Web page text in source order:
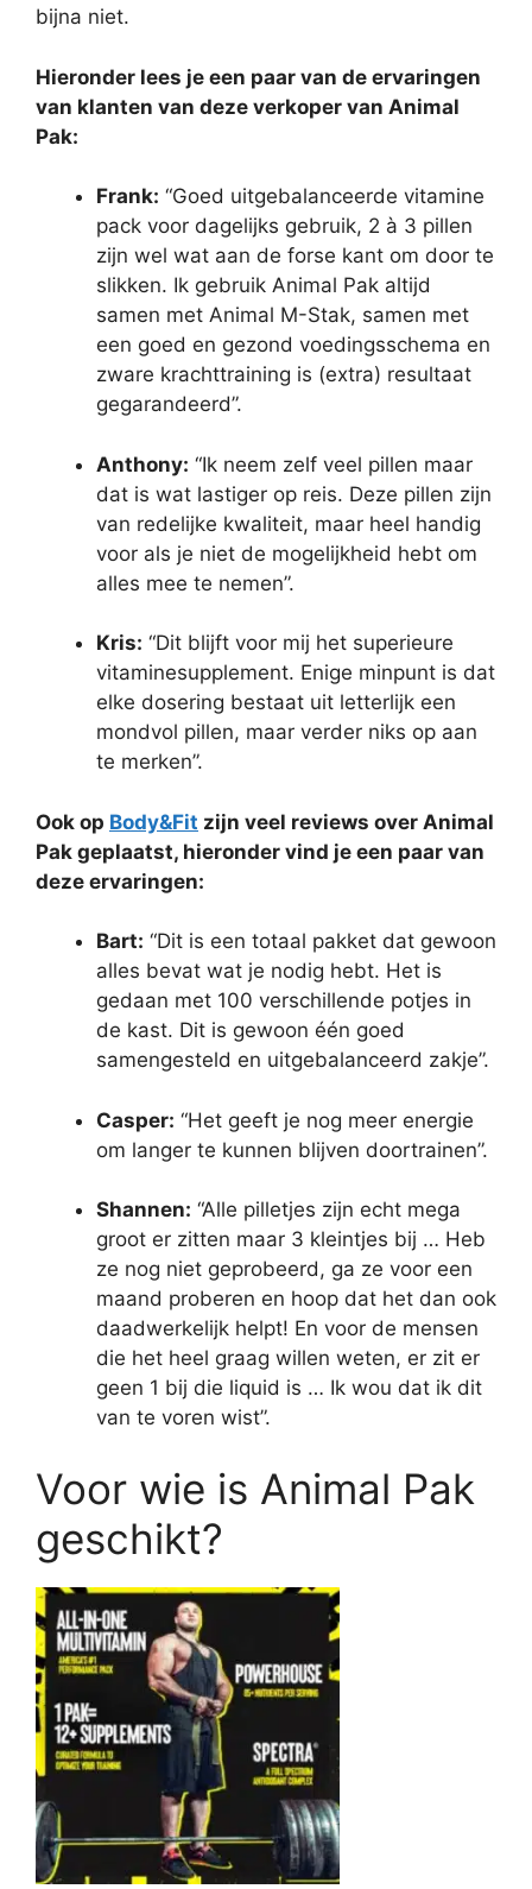
bijna niet.
Hieronder lees je een paar van de ervaringen
van klanten van deze verkoper van Animal
Pak:
Frank: “Goed uitgebalanceerde vitamine
pack voor dagelijks gebruik, 2 à 3 pillen
zijn wel wat aan de forse kant om door te
slikken. Ik gebruik Animal Pak altijd
samen met Animal M-Stak, samen met
een goed en gezond voedingsschema en
zware krachttraining is (extra) resultaat
gegarandeerd”.
Anthony: “Ik neem zelf veel pillen maar
dat is wat lastiger op reis. Deze pillen zijn
van redelijke kwaliteit, maar heel handig
voor als je niet de mogelijkheid hebt om
alles mee te nemen”.
Kris: “Dit blijft voor mij het superieure
vitaminesupplement. Enige minpunt is dat
elke dosering bestaat uit letterlijk een
mondvol pillen, maar verder niks op aan
te merken”.
Ook op Body&Fit zijn veel reviews over Animal
Pak geplaatst, hieronder vind je een paar van
deze ervaringen:
Bart: “Dit is een totaal pakket dat gewoon
alles bevat wat je nodig hebt. Het is
gedaan met 100 verschillende potjes in
de kast. Dit is gewoon één goed
samengesteld en uitgebalanceerd zakje”.
Casper: “Het geeft je nog meer energie
om langer te kunnen blijven doortrainen”.
Shannen: “Alle pilletjes zijn echt mega
groot er zitten maar 3 kleintjes bij … Heb
ze nog niet geprobeerd, ga ze voor een
maand proberen en hoop dat het dan ook
daadwerkelijk helpt! En voor de mensen
die het heel graag willen weten, er zit er
geen 1 bij die liquid is … Ik wou dat ik dit
van te voren wist”.
Voor wie is Animal Pak
geschikt?